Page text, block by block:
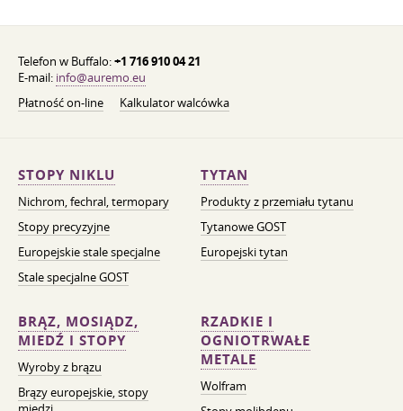
Telefon w Buffalo:+1 716 910 04 21
E-mail: info@auremo.eu
Płatność on-line
Kalkulator walcówka
STOPY NIKLU
Nichrom, fechral, termopary
Stopy precyzyjne
Europejskie stale specjalne
Stale specjalne GOST
TYTAN
Produkty z przemiału tytanu
Tytanowe GOST
Europejski tytan
BRĄZ, MOSIĄDZ,
MIEDŹ I STOPY
Wyroby z brązu
Brązy europejskie, stopy
RZADKIE I
OGNIOTRWAŁE
METALE
Wolfram